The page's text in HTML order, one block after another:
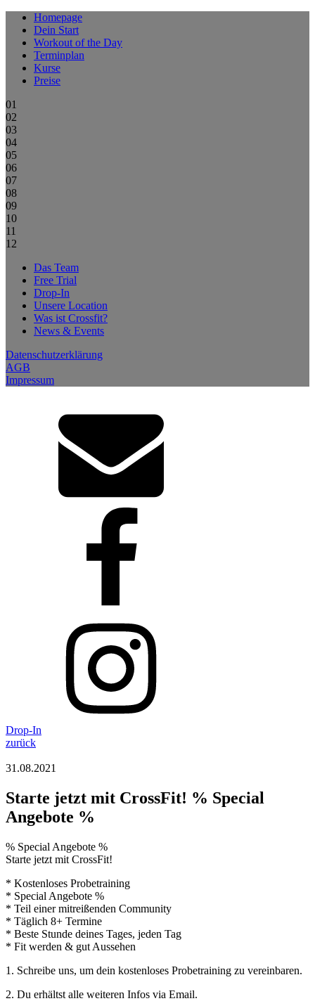
Homepage
Dein Start
Workout of the Day
Terminplan
Kurse
Preise
01
02
03
04
05
06
07
08
09
10
11
12
Das Team
Free Trial
Drop-In
Unsere Location
Was ist Crossfit?
News & Events
Datenschutzerklärung
AGB
Impressum
Drop-In
zurück
31.08.2021
Starte jetzt mit CrossFit! % Special
Angebote %
% Special Angebote %
Starte jetzt mit CrossFit!
* Kostenloses Probetraining
* Special Angebote %
* Teil einer mitreißenden Community
* Täglich 8+ Termine
* Beste Stunde deines Tages, jeden Tag
* Fit werden & gut Aussehen
1. Schreibe uns, um dein kostenloses Probetraining zu vereinbaren.
2. Du erhältst alle weiteren Infos via Email.